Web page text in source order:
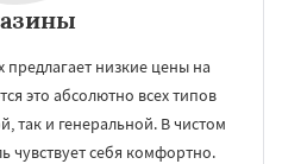
Шатура
низкие цены на
это абсолютно всех типов
так и генеральной. В чистом
чувствует себя комфортно.